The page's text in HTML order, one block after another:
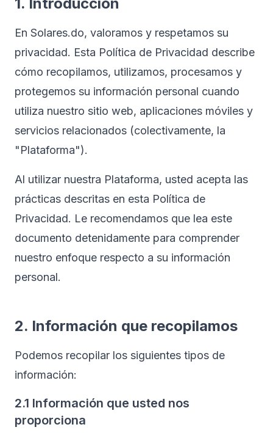
En Solares.do, valoramos y respetamos su
privacidad. Esta Política de Privacidad describe
cómo recopilamos, utilizamos, procesamos y
protegemos su información personal cuando
utiliza nuestro sitio web, aplicaciones móviles y
servicios relacionados (colectivamente, la
"Plataforma").
Al utilizar nuestra Plataforma, usted acepta las
prácticas descritas en esta Política de
Privacidad. Le recomendamos que lea este
documento detenidamente para comprender
nuestro enfoque respecto a su información
personal.
2. Información que recopilamos
Podemos recopilar los siguientes tipos de
información:
2.1 Información que usted nos
proporciona